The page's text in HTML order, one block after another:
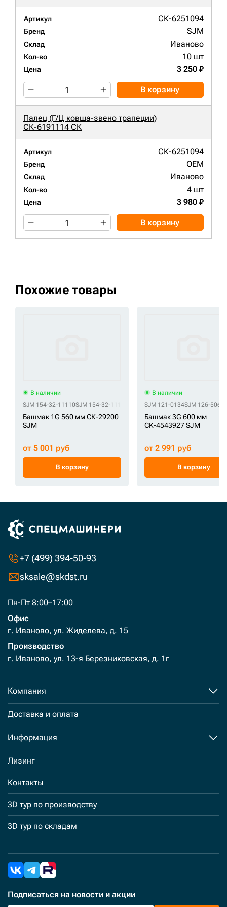
Артикул СК-6251094
Бренд SJM
Склад Иваново
Кол-во 10 шт
Цена 3 250 ₽
В корзину
Палец (Г/Ц ковша-звено трапеции)
СК-6191114 СК
Артикул СК-6251094
Бренд OEM
Склад Иваново
Кол-во 4 шт
Цена 3 980 ₽
В корзину
Похожие товары
В наличии
SJM 154-32-11110SJM 154-32-11112 SJM 154-32-11113SJM 154-32-
Башмак 1G 560 мм СК-29200
SJM
от 5 001 руб
В корзину
В наличии
SJM 121-0134SJM 126-5062
Башмак 3G 600 мм
СК-4543927 SJM
от 2 991 руб
В корзину
+7 (499) 394-50-93
sksale@skdst.ru
Пн-Пт 8:00–17:00
Офис
г. Иваново, ул. Жиделева, д. 15
Производство
г. Иваново, ул. 13-я Березниковская, д. 1г
Компания
Доставка и оплата
Информация
Лизинг
Контакты
3D тур по производству
3D тур по складам
Подписаться на новости и акции